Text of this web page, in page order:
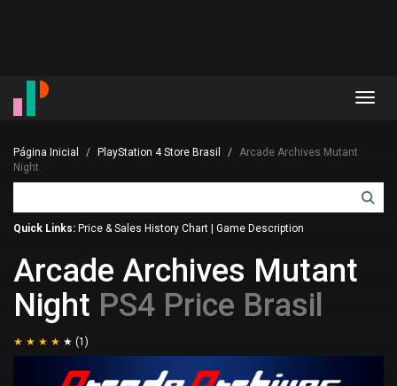
Página Inicial PlayStation 4 Store Brasil
Arcade Archives Mutant
Night
Quick Links: Price & Sales History Chart Game Description
Arcade Archives Mutant
Night PS4 Price Brasil
(1)